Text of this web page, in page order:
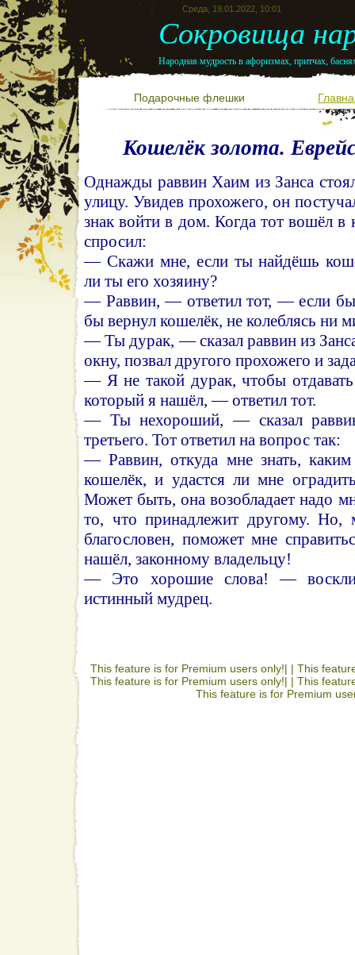
Среда, 19.01.2022, 10:01
Сокровища
Народная мудрость в афоризмах, притчах,
Подарочные флешки
Кошелёк золота.
Однажды раввин Хаим из Занса
улицу. Увидев прохожего, он
знак войти в дом. Когда тот вошёл в
спросил:
— Скажи мне, если ты найдёшь
ли ты его хозяину?
— Раввин, — ответил тот, — если бы
бы вернул кошелёк, не колеблясь ни
— Ты дурак, — сказал раввин из
окну, позвал другого прохожего и
— Я не такой дурак, чтобы
который я нашёл, — ответил тот.
— Ты нехороший, — сказал
третьего. Тот ответил на вопрос так:
— Раввин, откуда мне знать,
кошелёк, и удастся ли мне
Может быть, она возобладает надо
то, что принадлежит другому.
благословен, поможет мне
нашёл, законному владельцу!
— Это хорошие слова! —
истинный мудрец.
This feature is for Premium users only!| | This
This feature is for Premium users only!| | This
This feature is for Premium